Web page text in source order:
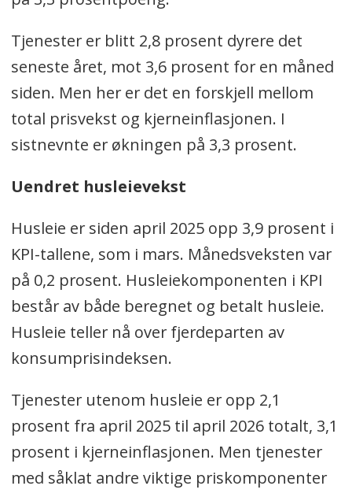
Tjenester er blitt 2,8 prosent dyrere det
seneste året, mot 3,6 prosent for en måned
siden. Men her er det en forskjell mellom
total prisvekst og kjerneinflasjonen. I
sistnevnte er økningen på 3,3 prosent.
Uendret husleievekst
Husleie er siden april 2025 opp 3,9 prosent i
KPI-tallene, som i mars. Månedsveksten var
på 0,2 prosent. Husleiekomponenten i KPI
består av både beregnet og betalt husleie.
Husleie teller nå over fjerdeparten av
konsumprisindeksen.
Tjenester utenom husleie er opp 2,1
prosent fra april 2025 til april 2026 totalt, 3,1
prosent i kjerneinflasjonen. Men tjenester
med såklat andre viktige priskomponenter